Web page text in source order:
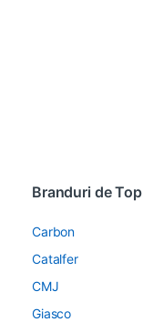
Branduri de Top
Carbon
Catalfer
CMJ
Giasco